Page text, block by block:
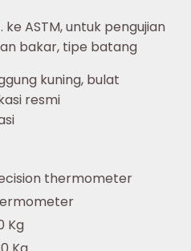
ASTM, untuk pengujian
bakar, tipe batang
kuning, bulat
resmi
thermometer
Kg